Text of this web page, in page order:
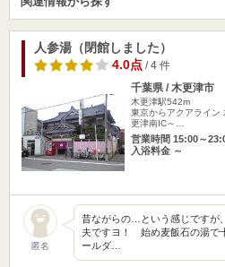
人参湯（閉館しました）
4.0点/ 4 件
千葉県 / 木更津市
木更津駅542m
東京からアクアライン
更津南IC～…
営業時間 15:00～
入浴料金 ～
匿名
昔ながらの…という感じですが
夫ですヨ！ 始め麦飯石の湯で
ールダ…